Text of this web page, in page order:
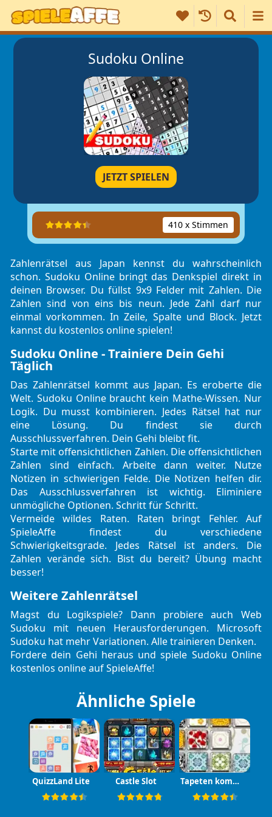
Sudoku Online
JETZT SPIELEN
410 x Stimmen
Zahlenrätsel aus Japan kennst du wahrscheinlich
schon. Sudoku Online bringt das Denkspiel direkt in
deinen Browser. Du füllst 9x9 Felder mit Zahlen. Die
Zahlen sind von eins bis neun. Jede Zahl darf nur
einmal vorkommen. In Zeile, Spalte und Block. Jetzt
kannst du kostenlos online spielen!
Sudoku Online - Trainiere Dein Gehi
Täglich
Das Zahlenrätsel kommt aus Japan. Es eroberte die
Welt. Sudoku Online braucht kein Mathe-Wissen. Nur
Logik. Du musst kombinieren. Jedes Rätsel hat nur
eine Lösung. Du findest sie durch
Ausschlussverfahren. Dein Gehi bleibt fit.
Starte mit offensichtlichen Zahlen. Die offensichtlichen
Zahlen sind einfach. Arbeite dann weiter. Nutze
Notizen in schwierigen Felde. Die Notizen helfen dir.
Das Ausschlussverfahren ist wichtig. Eliminiere
unmögliche Optionen. Schritt für Schritt.
Vermeide wildes Raten. Raten bringt Fehler. Auf
SpieleAffe findest du verschiedene
Schwierigkeitsgrade. Jedes Rätsel ist anders. Die
Zahlen verände sich. Bist du bereit? Übung macht
besser!
Weitere Zahlenrätsel
Magst du Logikspiele? Dann probiere auch Web
Sudoku mit neuen Herausforderungen. Microsoft
Sudoku hat mehr Variationen. Alle trainieren Denken.
Fordere dein Gehi heraus und spiele Sudoku Online
kostenlos online auf SpieleAffe!
Ähnliche Spiele
QuizzLand Lite Castle Slot Tapeten kombinieren